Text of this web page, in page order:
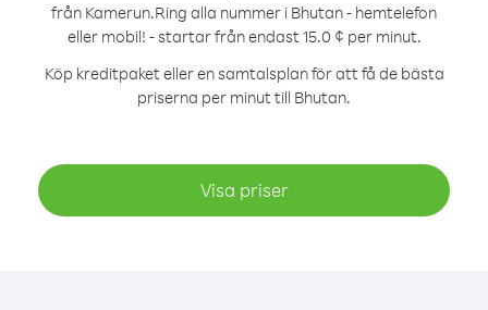
från Kamerun.Ring alla nummer i Bhutan - hemtelefon
eller mobil! - startar från endast 15.0 ¢ per minut.
Köp kreditpaket eller en samtalsplan för att få de bästa
priserna per minut till Bhutan.
Visa priser